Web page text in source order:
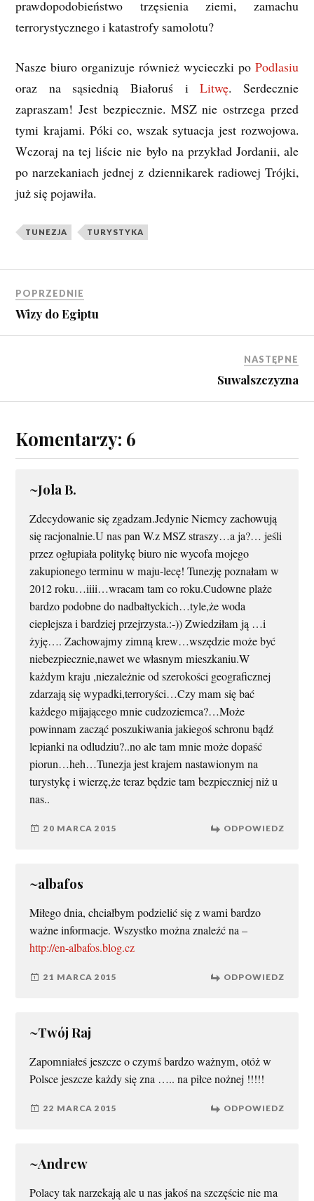
prawdopodobieństwo trzęsienia ziemi, zamachu
terrorystycznego i katastrofy samolotu?
Nasze biuro organizuje również wycieczki po Podlasiu
oraz na sąsiednią Białoruś iLitwę. Serdecznie
zapraszam! Jest bezpiecznie. MSZ nie ostrzega przed
tymi krajami. Póki co, wszak sytuacja jest rozwojowa.
Wczoraj na tej liście nie było na przykład Jordanii, ale
po narzekaniach jednej z dziennikarek radiowej Trójki,
już się pojawiła.
TUNEZJA TURYSTYKA
POPRZEDNIE
Wizy do Egiptu
NASTĘPNE
Suwalszczyzna
Komentarzy: 6
~Jola B.
Zdecydowanie się zgadzam.Jedynie Niemcy zachowują
się racjonalnie.U nas pan W.z MSZ straszy…a ja?… jeśli
przez ogłupiała politykę biuro nie wycofa mojego
zakupionego terminu w maju-lecę! Tunezję poznałam w
2012 roku…iiii…wracam tam co roku.Cudowne plaże
bardzo podobne do nadbałtyckich…tyle,że woda
cieplejsza i bardziej przejrzysta.:-)) Zwiedziłam ją …i
żyję…. Zachowajmy zimną krew…wszędzie może być
niebezpiecznie,nawet we własnym mieszkaniu.W
każdym kraju ,niezależnie od szerokości geograficznej
zdarzają się wypadki,terroryści…Czy mam się bać
każdego mijającego mnie cudzoziemca?…Może
powinnam zacząć poszukiwania jakiegoś schronu bądź
lepianki na odludziu?..no ale tam mnie może dopaść
piorun…heh…Tunezja jest krajem nastawionym na
turystykę i wierzę,że teraz będzie tam bezpieczniej niż u
nas..
20 MARCA 2015 ODPOWIEDZ
~albafos
Miłego dnia, chciałbym podzielić się z wami bardzo
ważne informacje. Wszystko można znaleźć na –
http://en-albafos.blog.cz
21 MARCA 2015 ODPOWIEDZ
~Twój Raj
Zapomniałeś jeszcze o czymś bardzo ważnym, otóż w
Polsce jeszcze każdy się zna ….. na piłce nożnej !!!!!
22 MARCA 2015 ODPOWIEDZ
~Andrew
Polacy tak narzekają ale u nas jakoś na szczęście nie ma